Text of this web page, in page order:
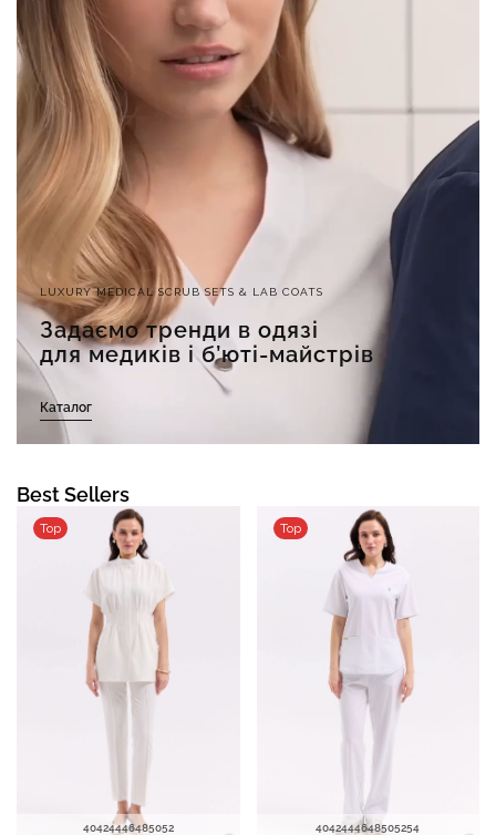
LUXURY MEDICAL SCRUB SETS & LAB COATS
Задаємо тренди в одязі
для медиків і б’юті-майстрів
Каталог
Best Sellers
Top
40424446485052
Top
4042444648505254